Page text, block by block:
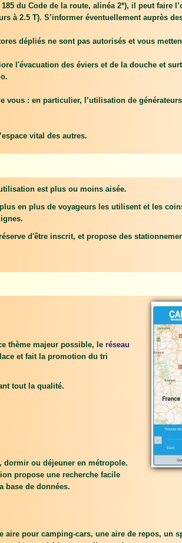
du Code de la route, alinéa 2*), il peut
à 2.5 T). S’informer éventuellement auprès
dépliés ne sont pas autorisés et vous
l'évacuation des éviers et de la douche et
vous : en particulier, l’utilisation de
vital des autres.
est plus ou moins aisée.
en plus de voyageurs les utilisent et les
d'être inscrit, et propose des
thème majeur possible, le réseau
et fait la promotion du tri
tout la qualité.
dormir ou déjeuner en métropole.
propose une recherche facile
base de données.
pour camping-cars, une aire de repos,